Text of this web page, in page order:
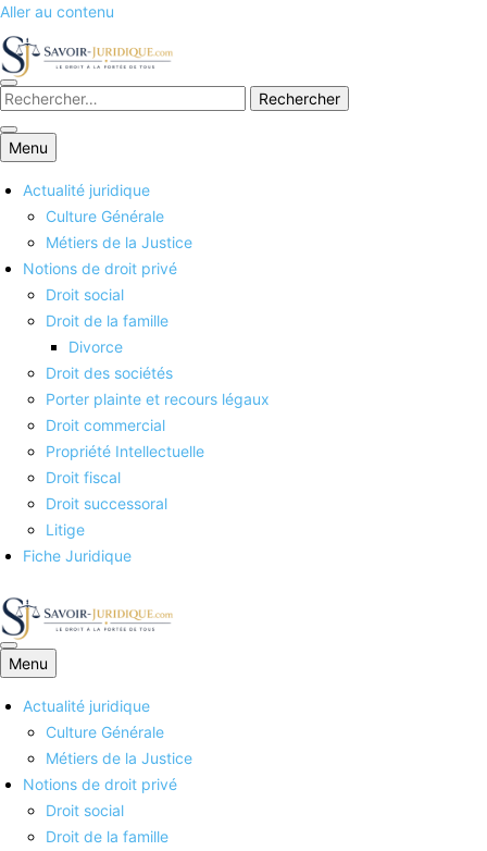
Aller au contenu
Savoirs juridiques
Menu
Actualité juridique
Culture Générale
Métiers de la Justice
Notions de droit privé
Droit social
Droit de la famille
Divorce
Droit des sociétés
Porter plainte et recours légaux
Droit commercial
Propriété Intellectuelle
Droit fiscal
Droit successoral
Litige
Fiche Juridique
Savoirs juridiques
Menu
Actualité juridique
Culture Générale
Métiers de la Justice
Notions de droit privé
Droit social
Droit de la famille